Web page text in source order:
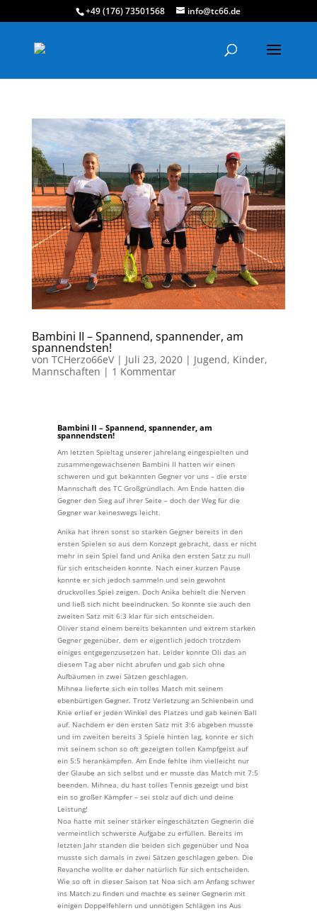
+49 (176) 73501568 info@tc66.de
Bambini II – Spannend, spannender, am
spannendsten!
von TCHerzo66eV| Juli 23, 2020| Jugend, Kinder,
Mannschaften | 1 Kommentar
Bambini II – Spannend, spannender, am
spannendsten!
Am letzten Spieltag unserer jahrelang eingespielten und
zusammengewachsenen Bambini II hatten wir einen
schweren und gut bekannten Gegner vor uns – die erste
Mannschaft des TC Großgründlach. Am Ende hatten die
Gegner den Sieg auf ihrer Seite – doch der Weg für die
Gegner war keineswegs leicht.
Anika hat ihren sonst so starken Gegner bereits in den
ersten Spielen so aus dem Konzept gebracht, dass er nicht
mehr in sein Spiel fand und Anika den ersten Satz zu null
für sich entscheiden konnte. Nach einer kurzen Pause
konnte er sich jedoch sammeln und sein gewohnt
druckvolles Spiel zeigen. Doch Anika behielt die Nerven
und ließ sich nicht beeindrucken. So konnte sie auch den
zweiten Satz mit 6:3 klar für sich entscheiden.
Oliver stand einem bereits bekannten und extrem starken
Gegner gegenüber, dem er eigentlich jedoch trotzdem
einiges entgegenzusetzen hat. Leider konnte Oli das an
diesem Tag aber nicht abrufen und gab sich ohne
Aufbäumen in zwei Sätzen geschlagen.
Mihnea lieferte sich ein tolles Match mit seinem
ebenbürtigen Gegner. Trotz Verletzung an Schienbein und
Knie erlief er jeden Winkel des Platzes und gab keinen Ball
auf. Nachdem er den ersten Satz mit 3:6 abgeben musste
und im zweiten bereits 3 Spiele hinten lag, konnte er sich
mit seinem schon so oft gezeigten tollen Kampfgeist auf
ein 5:5 herankämpfen. Am Ende fehlte ihm vielleicht nur
der Glaube an sich selbst und er musste das Match mit 7:5
beenden. Mihnea, du hast tolles Tennis gezeigt und bist
ein so großer Kämpfer – sei stolz auf dich und deine
Leistung!
Noa hatte mit seiner stärker eingeschätzten Gegnerin die
vermeintlich schwerste Aufgabe zu erfüllen. Bereits im
letzten Jahr standen die beiden sich gegenüber und Noa
musste sich damals in zwei Sätzen geschlagen geben. Die
Revanche wollte er daher natürlich für sich entscheiden.
Wie so oft in dieser Saison tat Noa sich am Anfang schwer
ins Match zu finden und machte es seiner Gegnerin mit
einigen Doppelfehlern und unnötigen Schlägen ins Aus